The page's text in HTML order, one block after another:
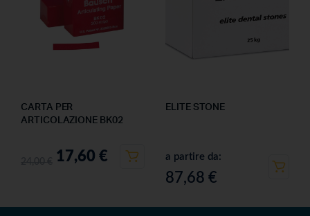
CARTA PER
ARTICOLAZIONE BK02
17,60 €
ELITE STONE
a partire da:
87,68 €